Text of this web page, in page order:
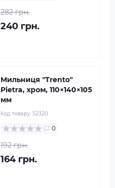
282 грн.
240 грн.
Мильниця "Trento"
Pietra, хром, 110×140×105
мм
Код товару: 52320
0
192 грн.
164 грн.